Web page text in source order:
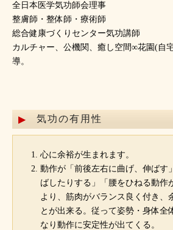
全日本医学気功師会理事
整膚師・整体師・療術師
総合健康づくりセンター気功講師
カルチャー、公機関、癒し空間∞花園(自
導。
気功の有用性
心に余裕が生まれます。
動作が「前後左右に曲げ、伸ばす
ばしたりする」「腰をひねる動作
より、筋肉がバランス良く付き、
とが出来る。従って姿勢・身体全
なり動作に安定性が出てくる。